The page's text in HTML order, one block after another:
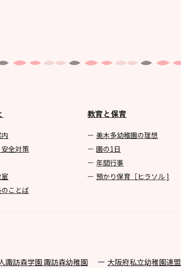
全対策
ことば
教育と保育
美⽊多幼稚園の理想
園の1⽇
年間⾏事
預かり保育［ヒラソル ]
諏訪森学園 諏訪森幼稚園 ⼤阪府私⽴幼稚園連盟